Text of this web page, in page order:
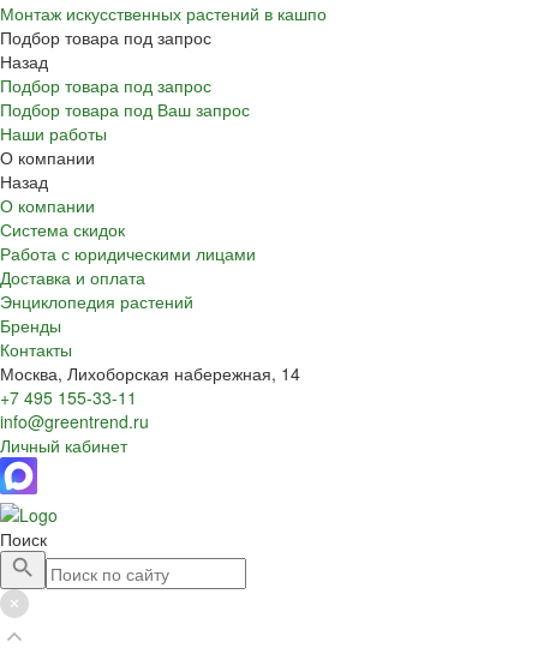
Монтаж искусственных растений в кашпо
Подбор товара под запрос
Назад
Подбор товара под запрос
Подбор товара под Ваш запрос
Наши работы
О компании
Назад
О компании
Система скидок
Работа с юридическими лицами
Доставка и оплата
Энциклопедия растений
Бренды
Контакты
Москва, Лихоборская набережная, 14
+7 495 155-33-11
info@greentrend.ru
Личный кабинет
Поиск